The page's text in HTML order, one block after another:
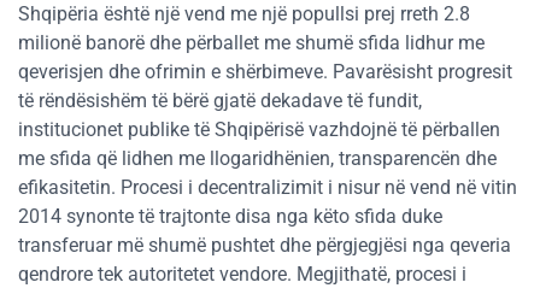
Shqipëria është një vend me një popullsi prej rreth 2.8
milionë banorë dhe përballet me shumë sfida lidhur me
qeverisjen dhe ofrimin e shërbimeve. Pavarësisht progresit
të rëndësishëm të bërë gjatë dekadave të fundit,
institucionet publike të Shqipërisë vazhdojnë të përballen
me sfida që lidhen me llogaridhënien, transparencën dhe
efikasitetin. Procesi i decentralizimit i nisur në vend në vitin
2014 synonte të trajtonte disa nga këto sfida duke
transferuar më shumë pushtet dhe përgjegjësi nga qeveria
qendrore tek autoritetet vendore. Megjithatë, procesi i